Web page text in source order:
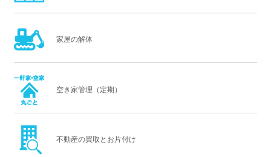
家屋の解体
空き家管理（定期）
不動産の買取とお片付け